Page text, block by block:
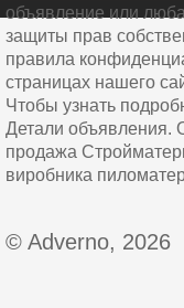
объявление или
защиты прав
правила
страницах нашего
Чтобы узнать
Детали объявления.
продажа
виробника
© Adverno, 2026